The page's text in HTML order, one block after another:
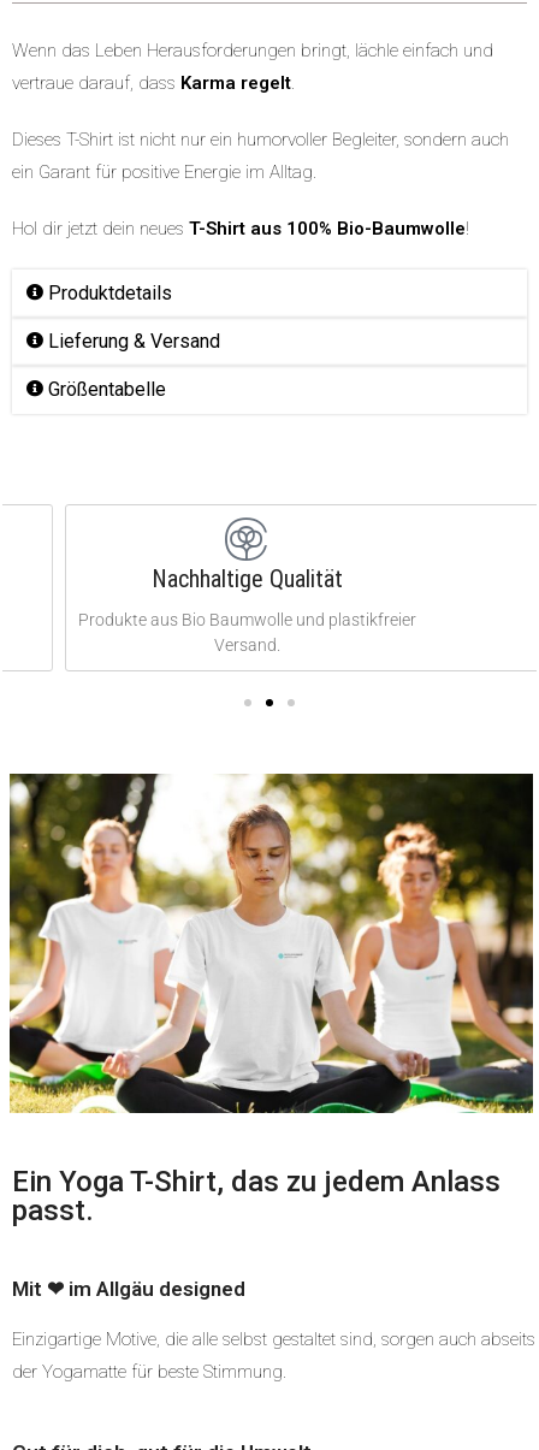
Wenn das Leben Herausforderungen bringt, lächle einfach und
vertraue darauf, dass Karma regelt.
Dieses T-Shirt ist nicht nur ein humorvoller Begleiter, sondern auch
ein Garant für positive Energie im Alltag.
Hol dir jetzt dein neues T-Shirt aus 100% Bio-Baumwolle!
Produktdetails
Lieferung & Versand
Größentabelle
Nachhaltige Qualität
Produkte aus Bio Baumwolle und plastikfreier
Versand.
Ein Yoga T-Shirt, das zu jedem Anlass
passt.
Mit ❤ im Allgäu designed
Einzigartige Motive, die alle selbst gestaltet sind, sorgen auch abseits
der Yogamatte für beste Stimmung.